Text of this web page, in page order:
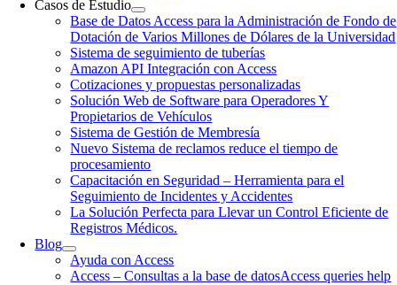
Casos de Estudio
Base de Datos Access para la Administración de Fondo de
Dotación de Varios Millones de Dólares de la Universidad
Sistema de seguimiento de tuberías
Amazon API Integración con Access
Cotizaciones y propuestas personalizadas
Solución Web de Software para Operadores Y
Propietarios de Vehículos
Sistema de Gestión de Membresía
Nuevo Sistema de reclamos reduce el tiempo de
procesamiento
Capacitación en Seguridad – Herramienta para el
Seguimiento de Incidentes y Accidentes
La Solución Perfecta para Llevar un Control Eficiente de
Registros Médicos.
Blog
Ayuda con Access
Access – Consultas a la base de datosAccess queries help